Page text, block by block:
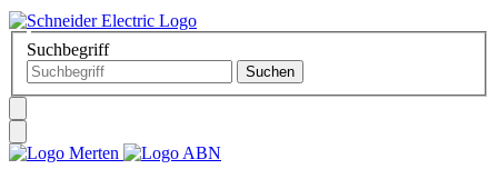
Suchbegriff